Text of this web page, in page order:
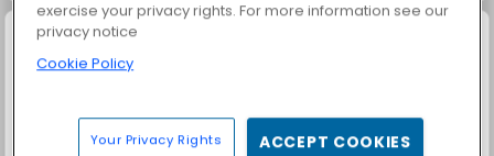
exercise your privacy rights. For more information see our
privacy notice
Cookie Policy
Your Privacy Rights ACCEPT COOKIES